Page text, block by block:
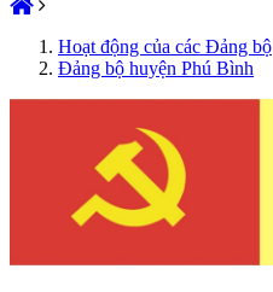
Hoạt động của các Đảng bộ
Đảng bộ huyện Phú Bình